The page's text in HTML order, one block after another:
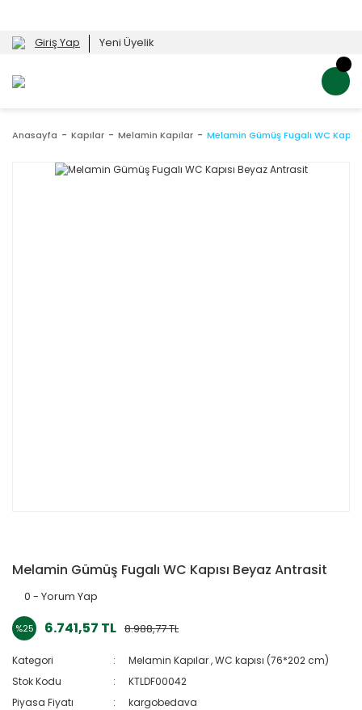
Giriş Yap Yeni Üyelik
Anasayfa Kapılar Melamin Kapılar Melamin Gümüş Fugalı WC
Melamin Gümüş Fugalı WC Kapısı Beyaz Antrasit
0 - Yorum Yap
%25 6.741,57 TL 8.988,77 TL
Kategori Melamin Kapılar,WC kapısı (76*202 cm)
Stok Kodu
KTLDF00042
Piyasa Fiyatı
kargobedava